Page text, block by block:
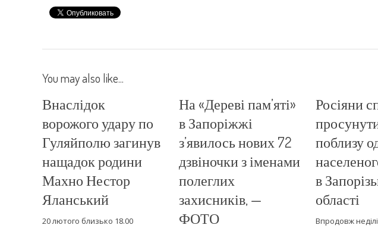
You may also like...
Внаслідок
ворожого удару по
Гуляйполю загинув
нащадок родини
Махно Нестор
Яланський
20 лютого близько 18.00
На «Дереві пам’яті»
в Запоріжжі
з’явилось нових 72
дзвіночки з іменами
полеглих
захисників, —
ФОТО
Росіяни
поблизу
в
області
Впродовж